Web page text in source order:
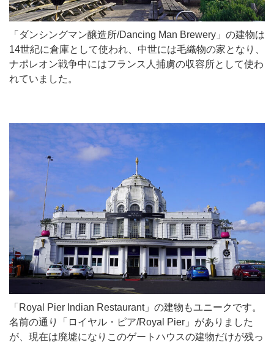
「ダンシングマン醸造所/Dancing Man Brewery」の建物は
14世紀に倉庫として使われ、中世には毛織物の家となり、
ナポレオン戦争中にはフランス人捕虜の収容所として使わ
れていました。
「Royal Pier Indian Restaurant」の建物もユニークです。
名前の通り「ロイヤル・ピア/Royal Pier」がありました
が、現在は廃墟になりこのゲートハウスの建物だけが残っ